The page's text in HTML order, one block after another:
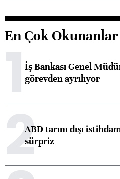
En Çok Okunanlar
1İş Bankası Genel
görevden ayrılıyor
2ABD tarım dışı
sürpriz